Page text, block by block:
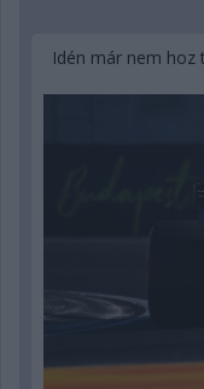
Idén már nem